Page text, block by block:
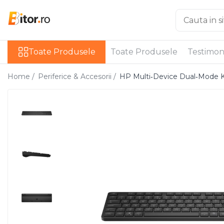
Laptop , PC, Tablete
Laptop-uri
Laptop-uri Gaming
Sistem barebone
Imprimante & Multifuncționale
Toate Produsele Toate Produsele
Home / Periferice & Accesorii / HP Multi‑Device Dual‑Mode